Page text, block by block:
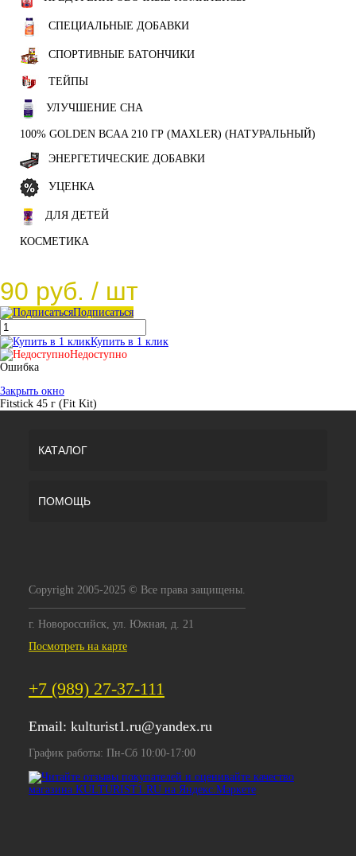
СПЕЦИАЛЬНЫЕ ДОБАВКИ
СПОРТИВНЫЕ БАТОНЧИКИ
ТЕЙПЫ
УЛУЧШЕНИЕ СНА
100% GOLDEN BCAA 210 ГР (MAXLER) (НАТУРАЛЬНЫЙ)
ЭНЕРГЕТИЧЕСКИЕ ДОБАВКИ
УЦЕНКА
ДЛЯ ДЕТЕЙ
КОСМЕТИКА
90 руб. / шт
Подписаться
Купить в 1 клик
Недоступно
Ошибка
Закрыть окно
Fitstick 45 г (Fit Kit)
КАТАЛОГ
ПОМОЩЬ
Copyright 2005-2025 © Все права защищены.
г. Новороссийск, ул. Южная, д. 21
Посмотреть на карте
+7 (989) 27-37-111
Email: kulturist1.ru@yandex.ru
График работы: Пн-Сб 10:00-17:00